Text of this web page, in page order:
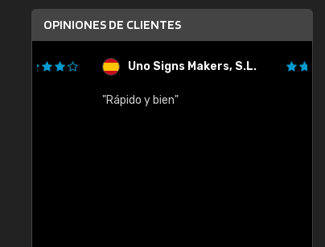
OPINIONES DE CLIENTES
Uno Signs Makers, S.L.
"Rápido y bien"